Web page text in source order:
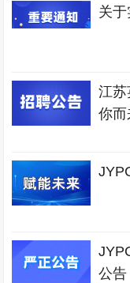
关
江苏
你而
公告